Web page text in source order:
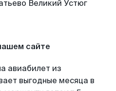
сайте
авиабилет из
выгодные месяца в